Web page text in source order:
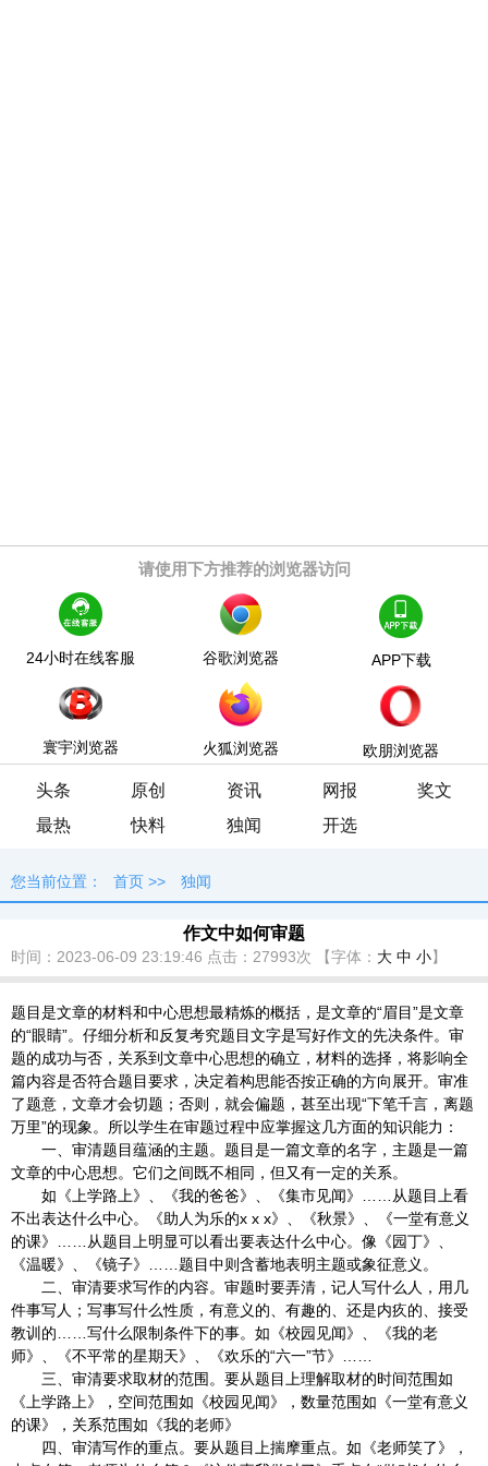
请使用下方推荐的浏览器访问
24小时在线客服 谷歌浏览器 APP下载
寰宇浏览器 火狐浏览器 欧朋浏览器
头条 原创 资讯 网报
奖文
最热
快料 独闻 开选
您当前位置： 首页 >> 独闻
作文中如何审题
时间：2023-06-09 23:19:46 点击： 27993次 【字体： 大 中 小】
题目是文章的材料和中心思想最精炼的概括，是文章的“眉目”是文章
的“眼睛”。仔细分析和反复考究题目文字是写好作文的先决条件。审
题的成功与否，关系到文章中心思想的确立，材料的选择，将影响全
篇内容是否符合题目要求，决定着构思能否按正确的方向展开。审准
了题意，文章才会切题；否则，就会偏题，甚至出现“下笔千言，离题
万里”的现象。所以学生在审题过程中应掌握这几方面的知识能力：
一、审清题目蕴涵的主题。题目是一篇文章的名字，主题是一篇
文章的中心思想。它们之间既不相同，但又有一定的关系。
如《上学路上》、《我的爸爸》、《集市见闻》……从题目上看
不出表达什么中心。《助人为乐的x x x》、《秋景》、《一堂有意义
的课》……从题目上明显可以看出要表达什么中心。像《园丁》、
《温暖》、《镜子》……题目中则含蓄地表明主题或象征意义。
二、审清要求写作的内容。审题时要弄清，记人写什么人，用几
件事写人；写事写什么性质，有意义的、有趣的、还是内疚的、接受
教训的……写什么限制条件下的事。如《校园见闻》、《我的老
师》、《不平常的星期天》、《欢乐的“六一”节》……
三、审清要求取材的范围。要从题目上理解取材的时间范围如
《上学路上》，空间范围如《校园见闻》，数量范围如《一堂有意义
的课》，关系范围如《我的老师》
四、审清写作的重点。要从题目上揣摩重点。如《老师笑了》，